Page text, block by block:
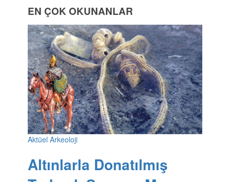
EN ÇOK OKUNANLAR
Aktüel Arkeoloji
Altınlarla Donatılmış